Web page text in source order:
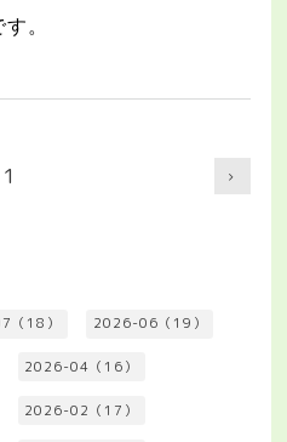
。
1
（18） 2026-06（19）
2026-04（16）
2026-02（17）